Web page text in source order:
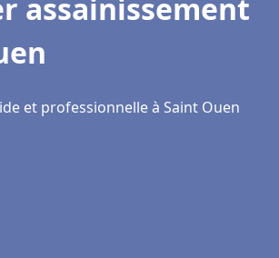
assainissement
et professionnelle à Saint Ouen